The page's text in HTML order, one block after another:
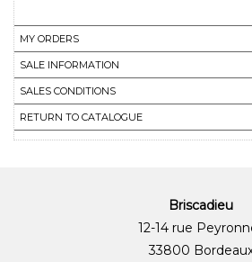
MY ORDERS
SALE INFORMATION
SALES CONDITIONS
RETURN TO CATALOGUE
Briscadieu
12-14 rue
33800